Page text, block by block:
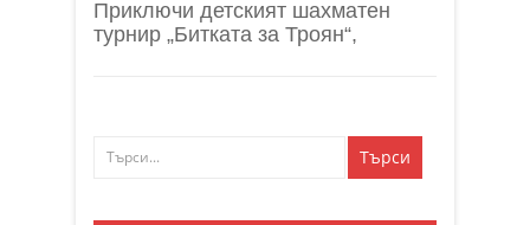
Приключи детският шахматен
турнир „Битката за Троян“,